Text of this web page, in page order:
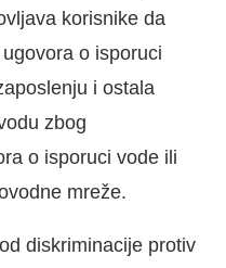
korisnike da
o isporuci
i ostala
zbog
o isporuci vode ili
mreže.
diskriminacije protiv